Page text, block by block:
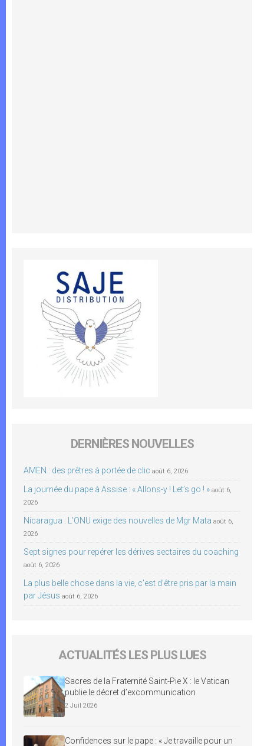
DERNIÈRES NOUVELLES
AMEN : des prêtres à portée de clic août 6, 2026
La journée du pape à Assise : « Allons-y ! Let’s go ! » août 6,
2026
Nicaragua : L’ONU exige des nouvelles de Mgr Mata août 6,
2026
Sept signes pour repérer les dérives sectaires du coaching
août 6, 2026
La plus belle chose dans la vie, c’est d’être pris par la main
par Jésus août 6, 2026
ACTUALITÉS LES PLUS LUES
Sacres de la Fraternité Saint-Pie X : le Vatican
publie le décret d’excommunication
2 Juil 2026
Confidences sur le pape : « Je travaille pour un